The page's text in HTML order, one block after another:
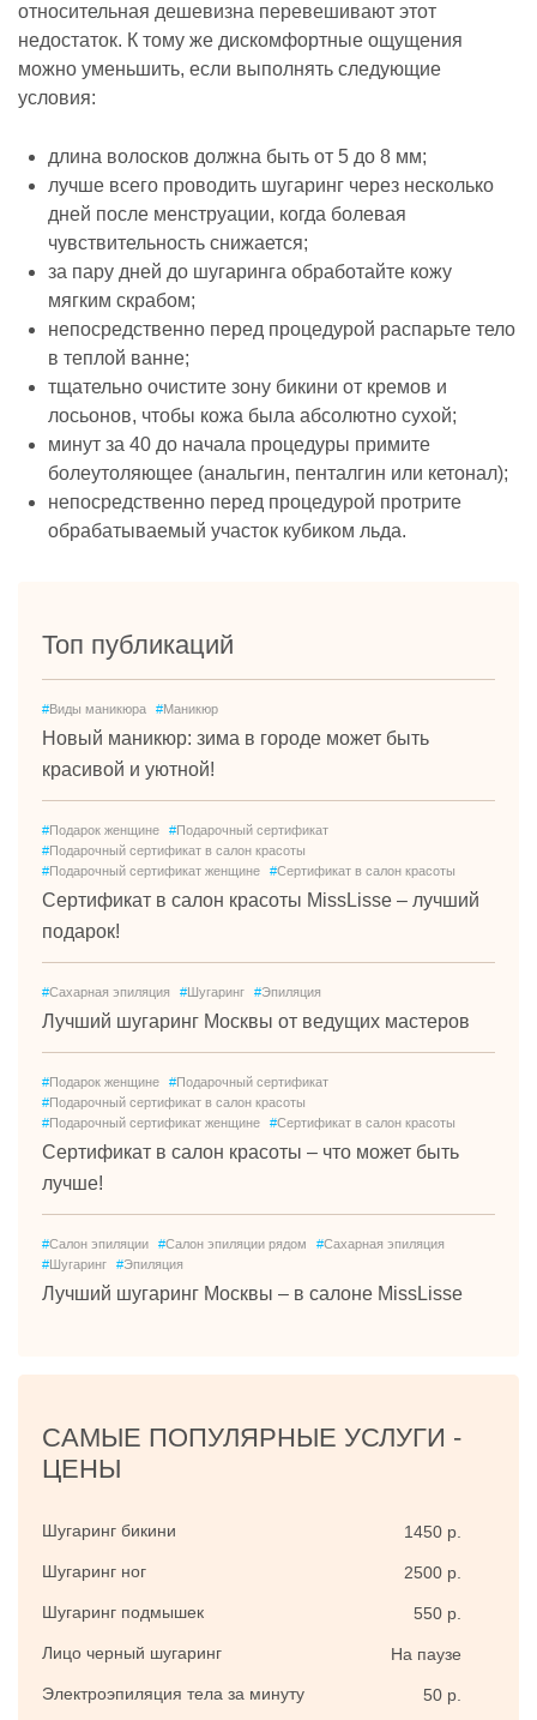
относительная дешевизна перевешивают этот
недостаток. К тому же дискомфортные ощущения
можно уменьшить, если выполнять следующие
условия:
длина волосков должна быть от 5 до 8 мм;
лучше всего проводить шугаринг через несколько
дней после менструации, когда болевая
чувствительность снижается;
за пару дней до шугаринга обработайте кожу
мягким скрабом;
непосредственно перед процедурой распарьте тело
в теплой ванне;
тщательно очистите зону бикини от кремов и
лосьонов, чтобы кожа была абсолютно сухой;
минут за 40 до начала процедуры примите
болеутоляющее (анальгин, пенталгин или кетонал);
непосредственно перед процедурой протрите
обрабатываемый участок кубиком льда.
Топ публикаций
#Виды маникюра #Маникюр
Новый маникюр: зима в городе может быть
красивой и уютной!
#Подарок женщине #Подарочный сертификат
#Подарочный сертификат в салон красоты
#Подарочный сертификат женщине #Сертификат в салон красоты
Сертификат в салон красоты MissLisse – лучший
подарок!
#Сахарная эпиляция #Шугаринг #Эпиляция
Лучший шугаринг Москвы от ведущих мастеров
#Подарок женщине #Подарочный сертификат
#Подарочный сертификат в салон красоты
#Подарочный сертификат женщине #Сертификат в салон красоты
Сертификат в салон красоты – что может быть
лучше!
#Салон эпиляции #Салон эпиляции рядом #Сахарная эпиляция
#Шугаринг #Эпиляция
Лучший шугаринг Москвы – в салоне MissLisse
САМЫЕ ПОПУЛЯРНЫЕ УСЛУГИ -
ЦЕНЫ
Шугаринг бикини 1450 р.
Шугаринг ног 2500 р.
Шугаринг подмышек 550 р.
Лицо черный шугаринг На паузе
Электроэпиляция тела за минуту 50 р.